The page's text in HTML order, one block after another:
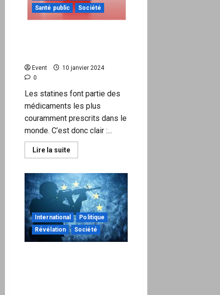
Santé public
Société
Event
10 janvier 2024
0
Les statines font partie des
médicaments les plus
couramment prescrits dans le
monde. C’est donc clair :...
Lire la suiteEn
savoir
L’utilisation
à
long
terme
de
statines
entraîne
des
maladies
cardiaques
International
Politique
Révélation
Société